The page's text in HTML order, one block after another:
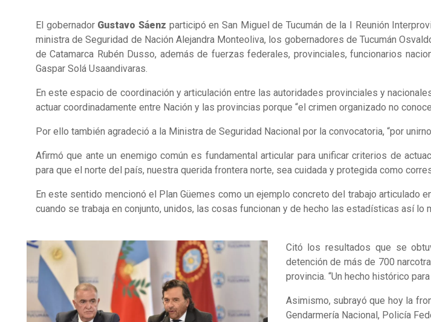
El gobernador Gustavo Sáenz participó en San Miguel de Tucumán de la I Reunión
ministra de Seguridad de Nación Alejandra Monteoliva, los gobernadores de Tucumán
de Catamarca Rubén Dusso, además de fuerzas federales, provinciales, funcionarios
Gaspar Solá Usaandivaras.
En este espacio de coordinación y articulación entre las autoridades provinciales y
actuar coordinadamente entre Nación y las provincias porque “el crimen organizado no
Por ello también agradeció a la Ministra de Seguridad Nacional por la convocatoria, “por
Afirmó que ante un enemigo común es fundamental articular para unificar criterios de
para que el norte del país, nuestra querida frontera norte, sea cuidada y protegida como
En este sentido mencionó el Plan Güemes como un ejemplo concreto del trabajo articulado
cuando se trabaja en conjunto, unidos, las cosas funcionan y de hecho las estadísticas así lo
Citó los resultados que se
detención de más de 700
provincia. “Un hecho histórico
Asimismo, subrayó que hoy la
Gendarmería Nacional, Policía